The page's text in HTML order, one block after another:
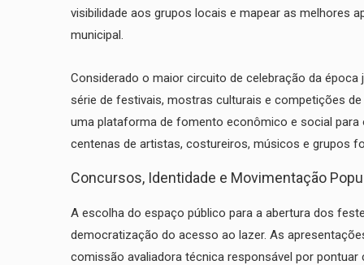
visibilidade aos grupos locais e mapear as melhores
municipal.
​Considerado o maior circuito de celebração da
série de festivais, mostras culturais e competições
uma plataforma de fomento econômico e social
centenas de artistas, costureiros, músicos e grupos
​Concursos, Identidade e Movimentação
​A escolha do espaço público para a abertura dos
democratização do acesso ao lazer. As
comissão avaliadora técnica responsável por